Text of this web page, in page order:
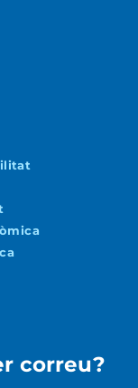
correu?